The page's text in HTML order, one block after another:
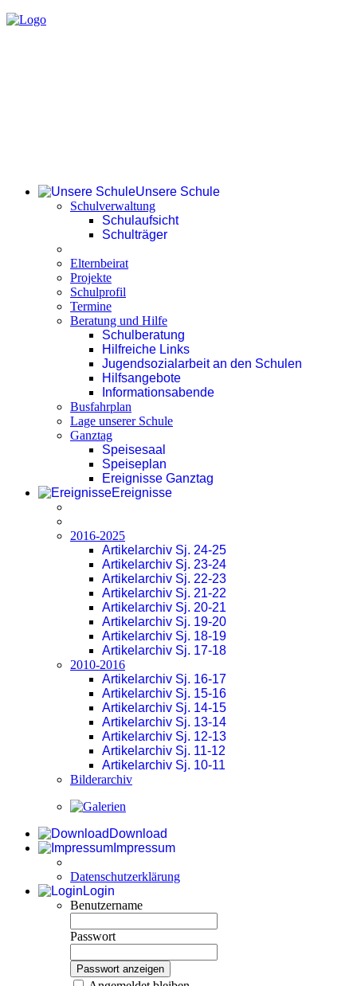
Unsere Schule
Schulverwaltung
Schulaufsicht
Schulträger
Elternbeirat
Projekte
Schulprofil
Termine
Beratung und Hilfe
Schulberatung
Hilfreiche Links
Jugendsozialarbeit an den Schulen
Hilfsangebote
Informationsabende
Busfahrplan
Lage unserer Schule
Ganztag
Speisesaal
Speiseplan
Ereignisse Ganztag
Ereignisse
2016-2025
Artikelarchiv Sj. 24-25
Artikelarchiv Sj. 23-24
Artikelarchiv Sj. 22-23
Artikelarchiv Sj. 21-22
Artikelarchiv Sj. 20-21
Artikelarchiv Sj. 19-20
Artikelarchiv Sj. 18-19
Artikelarchiv Sj. 17-18
2010-2016
Artikelarchiv Sj. 16-17
Artikelarchiv Sj. 15-16
Artikelarchiv Sj. 14-15
Artikelarchiv Sj. 13-14
Artikelarchiv Sj. 12-13
Artikelarchiv Sj. 11-12
Artikelarchiv Sj. 10-11
Bilderarchiv
Download
Impressum
Datenschutzerklärung
Login
Benutzername
Passwort
Passwort anzeigen